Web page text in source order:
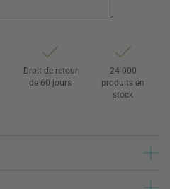
Droit de retour
de 60 jours
24 000
produits en
stock